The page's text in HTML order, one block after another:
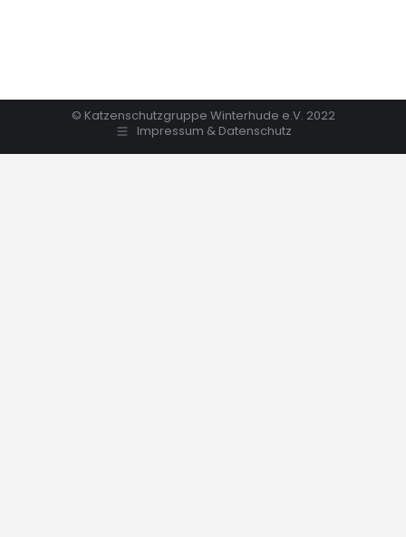
© Katzenschutzgruppe Winterhude e.V. 2022
Impressum & Datenschutz